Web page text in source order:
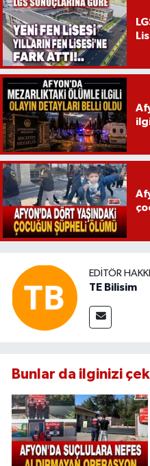
EDITÖR
TE Bilisim
Bunlar da ilginizi